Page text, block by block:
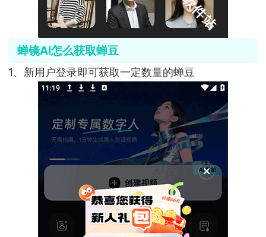
蝉镜AI怎么获取蝉豆
1、新用户登录即可获取一定数量的蝉豆